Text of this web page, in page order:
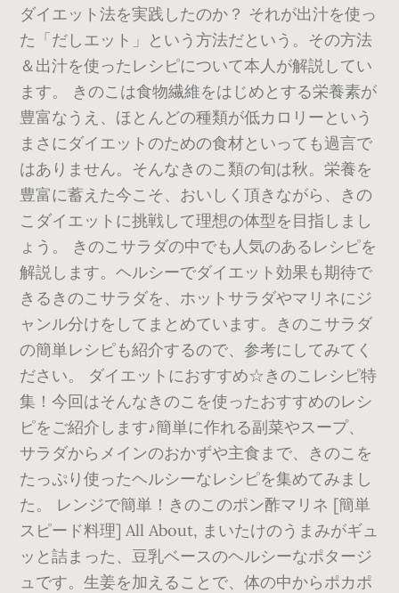
ダイエット法を実践したのか？ それが出汁を使っ
た「だしエット」という方法だという。その方法
＆出汁を使ったレシピについて本人が解説してい
ます。 きのこは食物繊維をはじめとする栄養素が
豊富なうえ、ほとんどの種類が低カロリーという
まさにダイエットのための食材といっても過言で
はありません。そんなきのこ類の旬は秋。栄養を
豊富に蓄えた今こそ、おいしく頂きながら、きの
こダイエットに挑戦して理想の体型を目指しまし
ょう。 きのこサラダの中でも人気のあるレシピを
解説します。ヘルシーでダイエット効果も期待で
きるきのこサラダを、ホットサラダやマリネにジ
ャンル分けをしてまとめています。きのこサラダ
の簡単レシピも紹介するので、参考にしてみてく
ださい。 ダイエットにおすすめ☆きのこレシピ特
集！今回はそんなきのこを使ったおすすめのレシ
ピをご紹介します♪簡単に作れる副菜やスープ、
サラダからメインのおかずや主食まで、きのこを
たっぷり使ったヘルシーなレシピを集めてみまし
た。 レンジで簡単！きのこのポン酢マリネ [簡単
スピード料理] All About, まいたけのうまみがギュ
ッと詰まった、豆乳ベースのヘルシーなポタージ
ュです。生姜を加えることで、体の中からポカポ